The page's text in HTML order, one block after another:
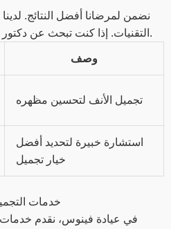
نضمن لمرضانا أفضل النتائج.
التقنيات. إذا كنت تبحث عن دكتور تجميل في اسطنبول، اتصل بنا.
وصف
تجميل الأنف لتحسين مظهره
استشارة خبيرة لتحديد أفضل
خيار تجميل
خدمات
في عيادة فينوس، نقدم خدمات